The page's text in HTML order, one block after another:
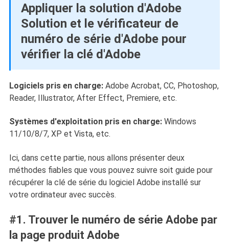
Appliquer la solution d'Adobe
Solution et le vérificateur de
numéro de série d'Adobe pour
vérifier la clé d'Adobe
Logiciels pris en charge:Adobe Acrobat, CC, Photoshop,
Reader, Illustrator, After Effect, Premiere, etc.
Systèmes d'exploitation pris en charge:Windows
11/10/8/7, XP et Vista, etc.
Ici, dans cette partie, nous allons présenter deux
méthodes fiables que vous pouvez suivre soit guide pour
récupérer la clé de série du logiciel Adobe installé sur
votre ordinateur avec succès.
#1. Trouver le numéro de série Adobe par
la page produit Adobe